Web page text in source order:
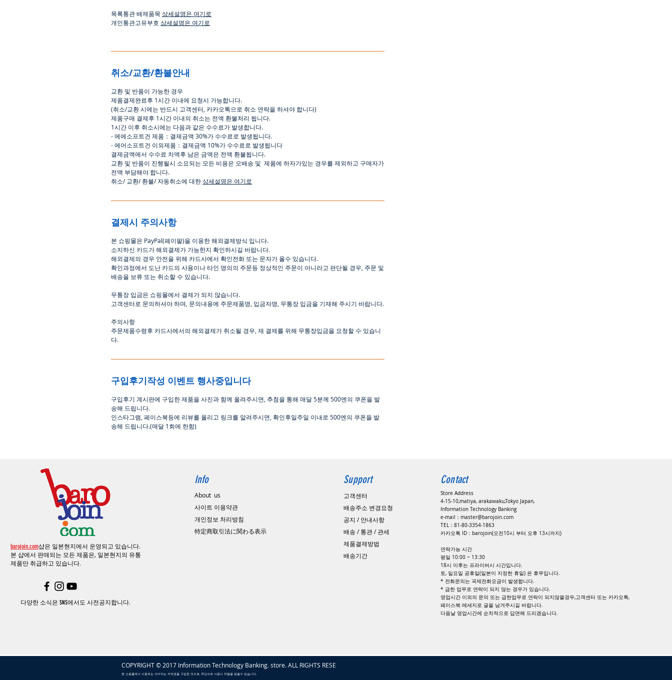
목록통관 배제품목 상세설명은 여기로
개인통관고유부호 상세설명은 여기로
취소/교환/환불안내
교환 및 반품이 가능한 경우
제품결제완료후 1시간 이내에 요청시 가능합니다.
(취소/교환 시에는 반드시 고객센터 카카오톡으로 취소 연락을 하셔야 합니다)
제품구매 결제후 1시간 이내의 취소는 전액 환불처리 됩니다.
1시간 이후 취소시에는 다음과 같은 수수료가 발생합니다.
-에에소프트건 제품 ： 결제금액 30%가 수수료로 발생됩니다.
-에어소프트건 이외제품 ： 결제금액 10%가 수수료로 발생됩니다
결제금액에서 수수료 차액후 남은 금액은 전액 환불됩니다.
교환 및 반품이 진행될시 소요되는 모든 비용은 오배송 및 제품에 하자가있는 경우를 제외하고 구매자가
전액 부담해야 합니다.
취소/ 교환/환불/자동취소에 대한상세설명은 여기로
결제시 주의사항
본 쇼핑몰은 PayPal(페이팔)을 이용한해외결제방식 입니다.
소지하신 카드가해외결제가 가능한지 확인하시길 바랍니다.
해외결제의 경우 안전을 위해 카드사에서 확인전화 또는 문자가 올수 있습니다.
확인과정에서 도난카드의 사용이나 타인 명의의 주문등 정상적인 주문이 아니라고 판단될 경우 주문 및
배송을 보류 또는 취소할 수 있습니다.
무통장 입금은 쇼핑몰에서 결제가 되지 않습니다.
고객센터로 문의하셔야 하며 문의내용에 주문제품명 입금자명 무통장 입금을 기재해 주시기 바랍니다.
주의사항
주문제품수령후 카드사에서의 해외결제가취소될 경우 재 결제를 위해 무통장입금을 요청할 수 있습니
다.
구입후기작성 이벤트 행사중입니다
구입후기 계시판에 구입한 제품을 사진과 함께 올려주시면 추첨을 통해 매달5분께 500엔의 쿠폰을 발
송해 드립니다.
인스타그램 페이스북등에 리뷰를 올리고 링크를 알려주시면, 확인후일주일 이내로 500엔의 쿠폰을 발
송해 드립니다.(매달 1회에 한함)
barojoin.com샵은 일본현지에서 운영되고 있습니다.
본 샵에서 판매되는 모든 제품은, 일본현지의 유통
제품만 취급하고 있습니다.
다양한 소식은 SNS에서도 사전공지합니다.
Info
About us
사이트 이용약관
​개인정보 처리방침
特定商取引法に関わる表示
Support
고객센터
배송주소 변경요청
공지 / 안내사항
배송 / 통관 / 관세
제품결제방법
배송기간
Contact
Store Address
4-15-10,matiya, arakawaku,Tokyo Japan,
Information Technology Banking
e-mail： master@barojoin.com
​TEL：81-80-3354-1863
카카오톡 ID：barojoin(오전10시 부터 오후 13시까지)
연락가능 시간
평일 10:00 ~ 13:30
18시 이후는 프라이버시 시간입니다.
토, 일요일 공휴일(일본이 지정한 휴일) 은 휴무입니다.
* 전화문의는 국제전화요금이 발생합니다.
* 급한 업무로 연락이 되지 않는 경우가 있습니다.
영업시간 이외의 문의 또는 급한업무로 연락이 되지않을경우,고객센터 또는 카카오톡,
페이스북 메세지로 글을 남겨주시길 바랍니다.
​다음날 영업시간에 순차적으로 답면해 드리겠습니다.
COPYRIGHT © 2017 Information Technology Banking. store. ALL RIGHTS RESERVED
본 쇼핑몰에서 사용되는 이미지는 저작권을 구입한 것으로, 무단으로 사용시 처벌을 받을수 있습니다.